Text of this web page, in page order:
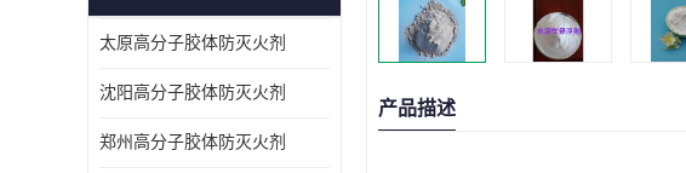
太原高分子胶体防灭火剂
沈阳高分子胶体防灭火剂
郑州高分子胶体防灭火剂
产品描述